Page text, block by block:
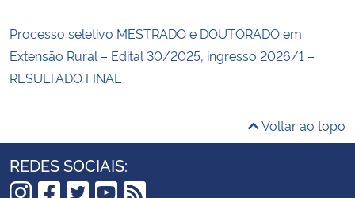
Processo seletivo MESTRADO e DOUTORADO em
Extensão Rural – Edital 30/2025, ingresso 2026/1 –
RESULTADO FINAL
Voltar ao topo
REDES SOCIAIS: